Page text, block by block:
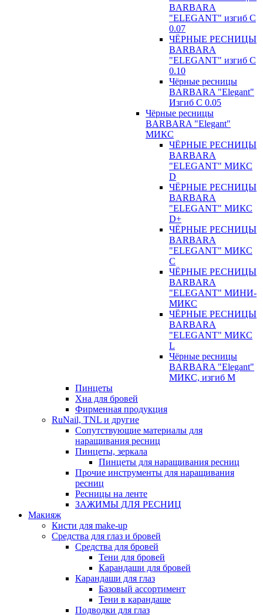
BARBARA
"ELEGANT" изгиб С
0.07
ЧЁРНЫЕ РЕСНИЦЫ
BARBARA
"ELEGANT" изгиб С
0.10
Чёрные ресницы
BARBARA "Elegant"
Изгиб С 0.05
Чёрные ресницы
BARBARA "Elegant"
МИКС
ЧЁРНЫЕ РЕСНИЦЫ
BARBARA
"ELEGANT" МИКС
D
ЧЁРНЫЕ РЕСНИЦЫ
BARBARA
"ELEGANT" МИКС
D+
ЧЁРНЫЕ РЕСНИЦЫ
BARBARA
"ELEGANT" МИКС
С
ЧЁРНЫЕ РЕСНИЦЫ
BARBARA
"ELEGANT" МИНИ-
МИКС
ЧЁРНЫЕ РЕСНИЦЫ
BARBARA
"ELEGANT" МИКС
L
Чёрные ресницы
BARBARA "Elegant"
МИКС, изгиб М
Пинцеты
Хна для бровей
Фирменная продукция
RuNail, TNL и другие
Сопутствующие материалы для
наращивания ресниц
Пинцеты, зеркала
Пинцеты для наращивания ресниц
Прочие инструменты для наращивания
ресниц
Ресницы на ленте
ЗАЖИМЫ ДЛЯ РЕСНИЦ
Макияж
Кисти для make-up
Средства для глаз и бровей
Средства для бровей
Тени для бровей
Карандаши для бровей
Карандаши для глаз
Базовый ассортимент
Тени в карандаше
Подводки для глаз